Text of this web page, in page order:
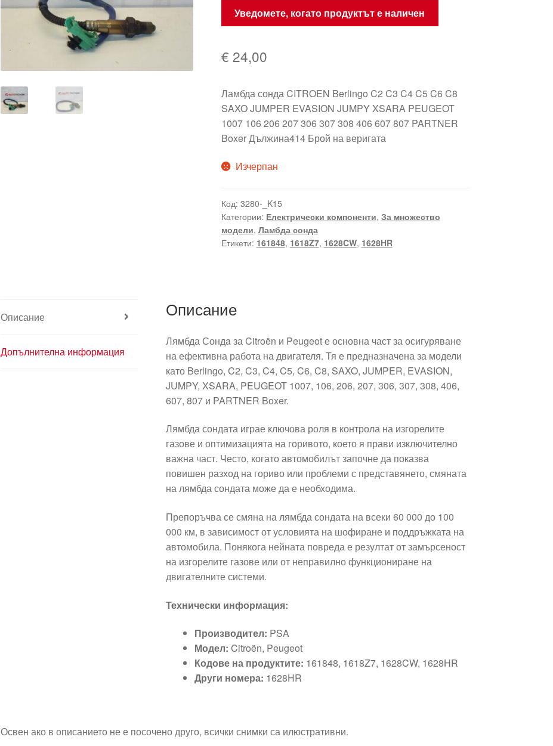
Уведомете, когато продуктът е наличен
€ 24,00
Ламбда сонда CITROEN Berlingo C2 C3 C4 C5 C6 C8
SAXO JUMPER EVASION JUMPY XSARA PEUGEOT
1007 106 206 207 306 307 308 406 607 807 PARTNER
Boxer Дължина414 Брой на веригата
Изчерпан
Код: 3280-_K15
Категории: Електрически компоненти, За множество
модели, Ламбда сонда
Етикети: 161848, 1618Z7, 1628CW, 1628HR
Описание
Допълнителна информация
Описание
Лямбда Сондa за Citroën и Peugeot е основна част за осигуряване
на ефективна работа на двигателя. Тя е предназначена за модели
като Berlingo, C2, C3, C4, C5, C6, C8, SAXO, JUMPER, EVASION,
JUMPY, XSARA, PEUGEOT 1007, 106, 206, 207, 306, 307, 308, 406,
607, 807 и PARTNER Boxer.
Лямбда сондата играе ключова роля в контрола на изгорелите
газове и оптимизацията на горивото, което я прави изключително
важна част. Често, когато автомобилът започне да показва
повишен разход на гориво или проблеми с представянето, смяната
на лямбда сондата може да е необходима.
Препоръчва се смяна на лямбда сондата на всеки 60 000 до 100
000 км, в зависимост от условията на шофиране и поддръжката на
автомобила. Понякога нейната повреда е резултат от замърсеност
на изгорелите газове или от неправилно функциониране на
двигателните системи.
Технически информация:
Производител: PSA
Модел: Citroën, Peugeot
Кодове на продуктите: 161848, 1618Z7, 1628CW, 1628HR
Други номера: 1628HR
Освен ако в описанието не е посочено друго, всички снимки са илюстративни.